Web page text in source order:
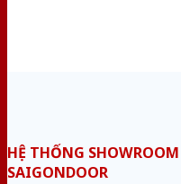
HỆ THỐNG
SAIGONDOOR